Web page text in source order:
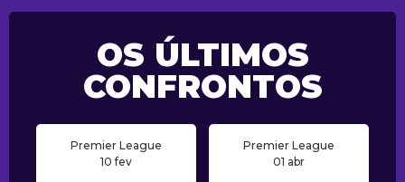
OS ÚLTIMOS
CONFRONTOS
Premier League
10 fev
Premier League
01 abr